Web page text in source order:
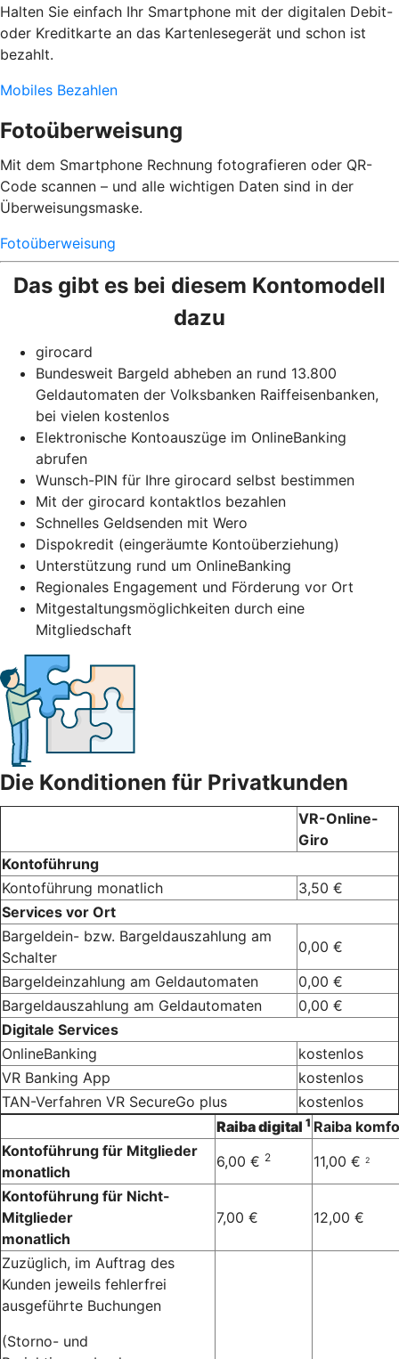
Halten Sie einfach Ihr Smartphone mit der digitalen Debit-
oder Kreditkarte an das Kartenlesegerät und schon ist
bezahlt.
Mobiles Bezahlen
Fotoüberweisung
Mit dem Smartphone Rechnung fotografieren oder QR-
Code scannen – und alle wichtigen Daten sind in der
Überweisungsmaske.
Fotoüberweisung
Das gibt es bei diesem Kontomodell
dazu
girocard
Bundesweit Bargeld abheben an rund 13.800
Geldautomaten der Volksbanken Raiffeisenbanken,
bei vielen kostenlos
Elektronische Kontoauszüge im OnlineBanking
abrufen
Wunsch-PIN für Ihre girocard selbst bestimmen
Mit der girocard kontaktlos bezahlen
Schnelles Geldsenden mit Wero
Dispokredit (eingeräumte Kontoüberziehung)
Unterstützung rund um OnlineBanking
Regionales Engagement und Förderung vor Ort
Mitgestaltungsmöglichkeiten durch eine
Mitgliedschaft
Die Konditionen für Privatkunden
VR-Online-
Giro
Kontoführung
Kontoführung monatlich
3,50 €
Services vor Ort
Bargeldein- bzw. Bargeldauszahlung am
Schalter
0,00 €
Bargeldeinzahlung am Geldautomaten
0,00 €
Bargeldauszahlung am Geldautomaten
0,00 €
Digitale Services
OnlineBanking
kostenlos
VR Banking App
kostenlos
TAN-Verfahren VR SecureGo plus
kostenlos
Raibadigital 1 Raiba
Kontoführung für Mitglieder
monatlich
6,00 € 2 11,00 € 2
Kontoführung für Nicht-
Mitglieder
monatlich
7,00 € 12,00 €
Zuzüglich, im Auftrag des
Kunden jeweils fehlerfrei
ausgeführte Buchungen
(Storno- und